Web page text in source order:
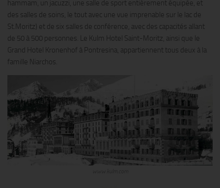
hammam, un jacuzzi, une salle de sport entièrement équipée, et
des salles de soins, le tout avec une vue imprenable sur le lac de
St.Moritz) et de six salles de conférence, avec des capacités allant
de 50 à 500 personnes. Le Kulm Hotel Saint-Moritz, ainsi que le
Grand Hotel Kronenhof à Pontresina, appartiennent tous deux à la
famille Niarchos.